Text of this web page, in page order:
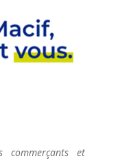
commerçants et